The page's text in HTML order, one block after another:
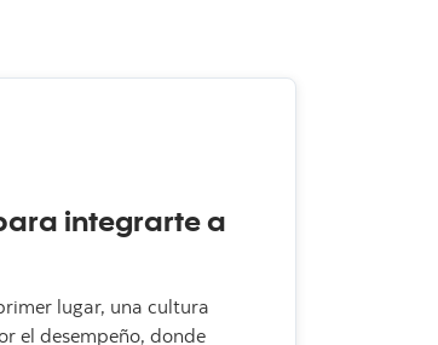
integrarte a
lugar, una cultura
el desempeño, donde